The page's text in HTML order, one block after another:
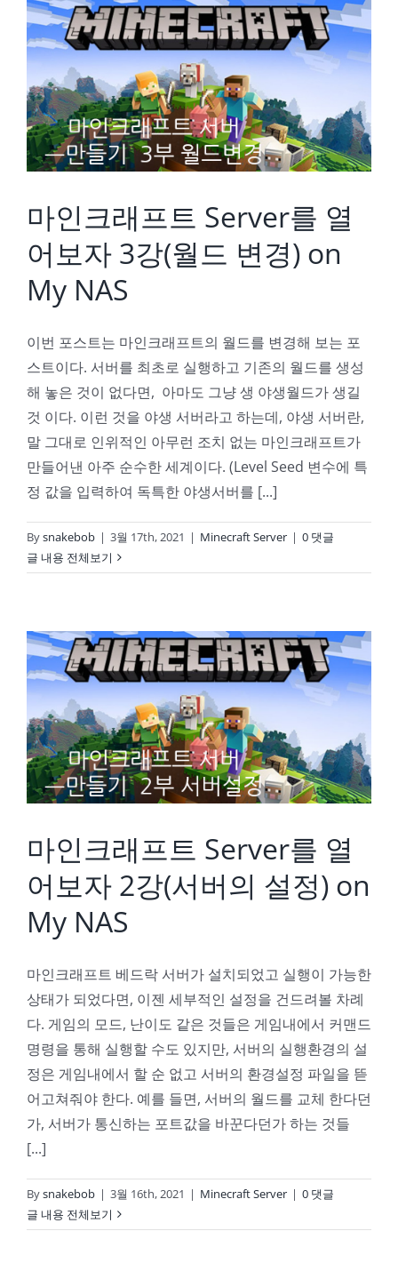
마인크래프트 Server를 열
어보자 3강(월드 변경) on
My NAS
이번 포스트는 마인크래프트의 월드를 변경해 보는 포
스트이다. 서버를 최초로 실행하고 기존의 월드를 생성
해 놓은 것이 없다면, 아마도 그냥 생 야생월드가 생길
것 이다. 이런 것을 야생 서버라고 하는데, 야생 서버란,
말 그대로 인위적인 아무런 조치 없는 마인크래프트가
만들어낸 아주 순수한 세계이다. (Level Seed 변수에 특
정 값을 입력하여 독특한 야생서버를 [...]
Bysnakebob | 3월 17th, 2021 | Minecraft Server | 0 댓글
글 내용 전체보기
마인크래프트 Server를 열
어보자 2강(서버의 설정) on
My NAS
마인크래프트 베드락 서버가 설치되었고 실행이 가능한
상태가 되었다면, 이젠 세부적인 설정을 건드려볼 차례
다. 게임의 모드, 난이도 같은 것들은 게임내에서 커맨드
명령을 통해 실행할 수도 있지만, 서버의 실행환경의 설
정은 게임내에서 할 순 없고 서버의 환경설정 파일을 뜯
어고쳐줘야 한다. 예를 들면, 서버의 월드를 교체 한다던
가, 서버가 통신하는 포트값을 바꾼다던가 하는 것들
[...]
Bysnakebob | 3월 16th, 2021 | Minecraft Server | 0 댓글
글 내용 전체보기